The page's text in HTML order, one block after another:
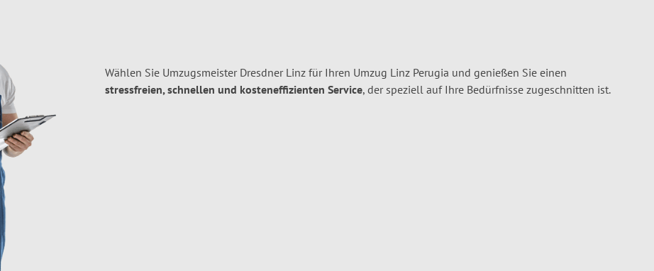
Wählen Sie Umzugsmeister Dresdner Linz für Ihren Umzug Linz Perugia und genießen Sie einen
stressfreien, schnellen und kosteneffizienten Service, der speziell auf Ihre Bedürfnisse zugeschnitten ist.